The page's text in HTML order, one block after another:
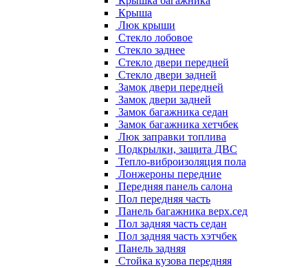
Крыша
Люк крыши
Стекло лобовое
Стекло заднее
Стекло двери передней
Стекло двери задней
Замок двери передней
Замок двери задней
Замок багажника седан
Замок багажника хетчбек
Люк заправки топлива
Подкрылки, защита ДВС
Тепло-виброизоляция пола
Лонжероны передние
Передняя панель салона
Пол передняя часть
Панель багажника верх.сед
Пол задняя часть седан
Пол задняя часть хэтчбек
Панель задняя
Стойка кузова передняя